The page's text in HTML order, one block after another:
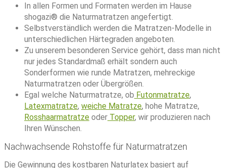
In allen Formen und Formaten werden im Hause
shogazi® die Naturmatratzen angefertigt.
Selbstverständlich werden die Matratzen-Modelle in
unterschiedlichen Härtegraden angeboten.
Zu unserem besonderen Service gehört, dass man nicht
nur jedes Standardmaß erhält sondern auch
Sonderformen wie runde Matratzen, mehreckige
Naturmatratzen oder Übergrößen.
Egal welche Naturmatratze, ob Futonmatratze,
Latexmatratze, weiche Matratze, hohe Matratze,
Rosshaarmatratze oder Topper, wir produzieren nach
Ihren Wünschen.
Nachwachsende Rohstoffe für Naturmatratzen
Die Gewinnung des kostbaren Naturlatex basiert auf